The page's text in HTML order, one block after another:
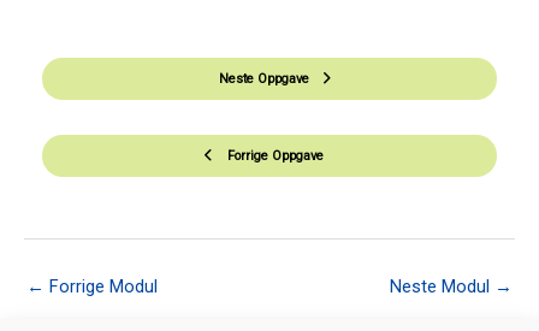
Forrige Oppgave
Neste Oppgave
← Forrige Modul Neste Modul →